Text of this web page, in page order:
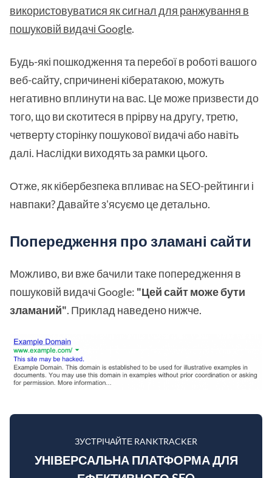
використовуватися як сигнал для ранжування в
пошуковій видачі Google.
Будь-які пошкодження та перебої в роботі вашого
веб-сайту, спричинені кібератакою, можуть
негативно вплинути на вас. Це може призвести до
того, що ви скотитеся в прірву на другу, третю,
четверту сторінку пошукової видачі або навіть
далі. Наслідки виходять за рамки цього.
Отже, як кібербезпека впливає на SEO-рейтинги і
навпаки? Давайте з'ясуємо це детально.
Попередження про зламані сайти
Можливо, ви вже бачили таке попередження в
пошуковій видачі Google: "Цей сайт може бути
зламаний". Приклад наведено нижче.
ЗУСТРІЧАЙТЕ RANKTRACKER
УНІВЕРСАЛЬНА ПЛАТФОРМА ДЛЯ